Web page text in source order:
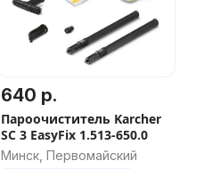
640 р.
Пароочиститель Karcher
SC 3 EasyFix 1.513-650.0
Минск, Первомайский